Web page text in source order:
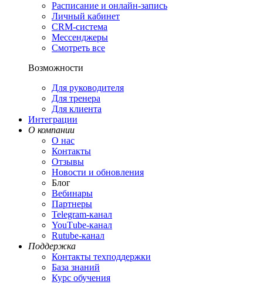
Расписание и онлайн-запись
Личный кабинет
CRM-система
Мессенджеры
Смотреть все
Возможности
Для руководителя
Для тренера
Для клиента
Интеграции
О компании
О нас
Контакты
Отзывы
Новости и обновления
Блог
Вебинары
Партнеры
Теlegram-канал
YouТube-канал
Rutube-канал
Поддержка
Контакты техподдержки
База знаний
Курс обучения